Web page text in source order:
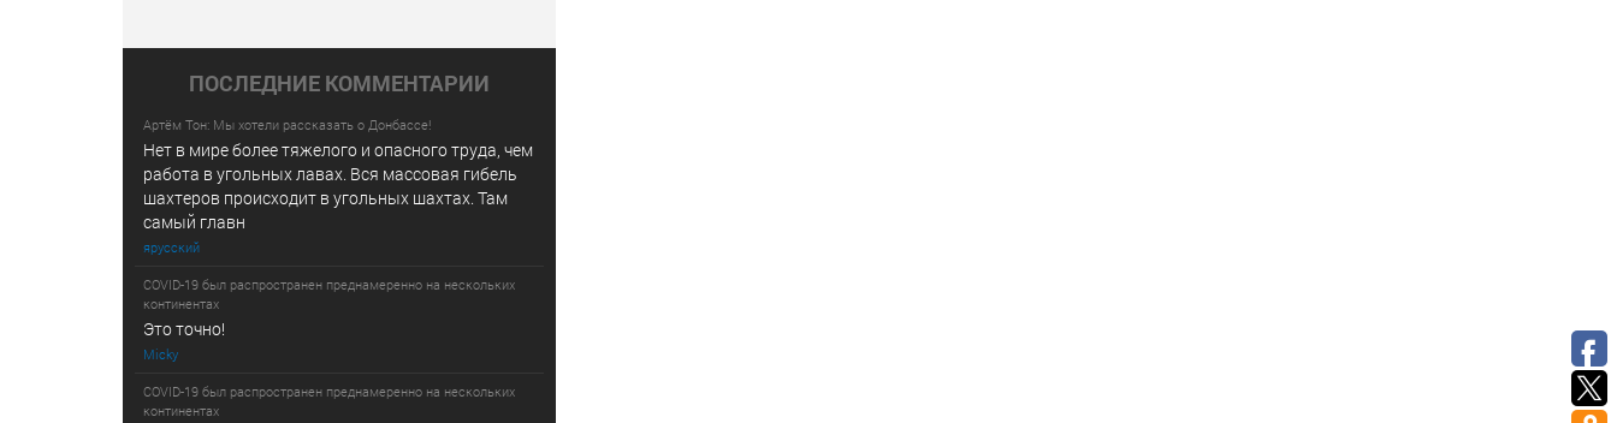
ПОСЛЕДНИE КОММЕНТАРИИ
Артём Тон: Мы хотели рассказать о Донбассе!
Нет в мире более тяжелого и опасного труда, чем
работа в угольных лавах. Вся массовая гибель
шахтеров происходит в угольных шахтах. Там
самый главн
ярусский
COVID-19 был распространен преднамеренно на нескольких
континентах
Это точно!
Micky
COVID-19 был распространен преднамеренно на нескольких
континентах